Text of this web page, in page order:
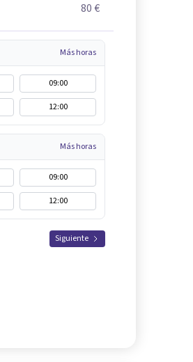
80 €
Más horas
09:00
12:00
Más horas
09:00
12:00
Siguiente